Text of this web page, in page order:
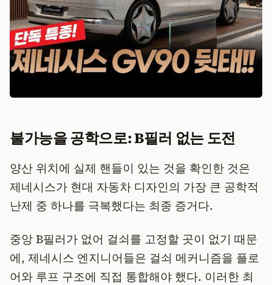
불가능을 공학으로: B필러 없는 도전
양산 위치에 실제 핸들이 있는 것을 확인한 것은
제네시스가 현대 자동차 디자인의 가장 큰 공학적
난제 중 하나를 극복했다는 최종 증거다.
중앙 B필러가 없어 걸쇠를 고정할 곳이 없기 때문
에, 제네시스 엔지니어들은 걸쇠 메커니즘을 플로
어와 루프 구조에 직접 통합해야 했다. 이러한 최